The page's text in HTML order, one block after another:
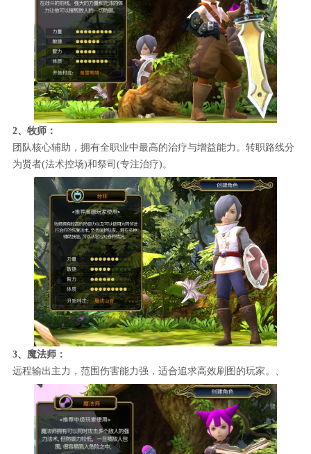
2、牧师：
团队核心辅助，拥有全职业中最高的治疗与增益能力。转职路线分
为贤者(法术控场)和祭司(专注治疗)。
3、魔法师：
远程输出主力，范围伤害能力强，适合追求高效刷图的玩家。、